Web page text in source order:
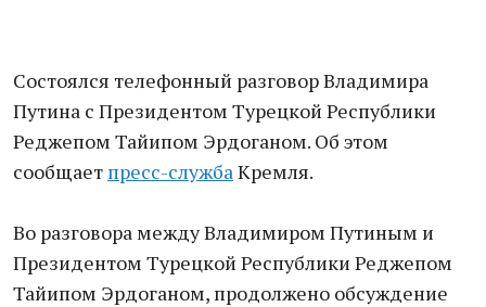
Состоялся телефонный разговор Владимира
Путина с Президентом Турецкой Республики
Реджепом Тайипом Эрдоганом. Об этом
сообщает пресс-службаКремля.
Во разговора между Владимиром Путиным и
Президентом Турецкой Республики Реджепом
Тайипом Эрдоганом, продолжено обсуждение